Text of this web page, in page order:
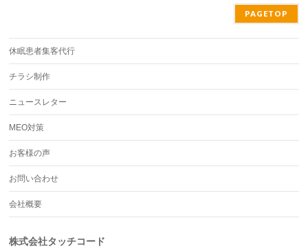
PAGETOP
休眠患者集客代行
チラシ制作
ニュースレター
MEO対策
お客様の声
お問い合わせ
会社概要
株式会社タッチコード